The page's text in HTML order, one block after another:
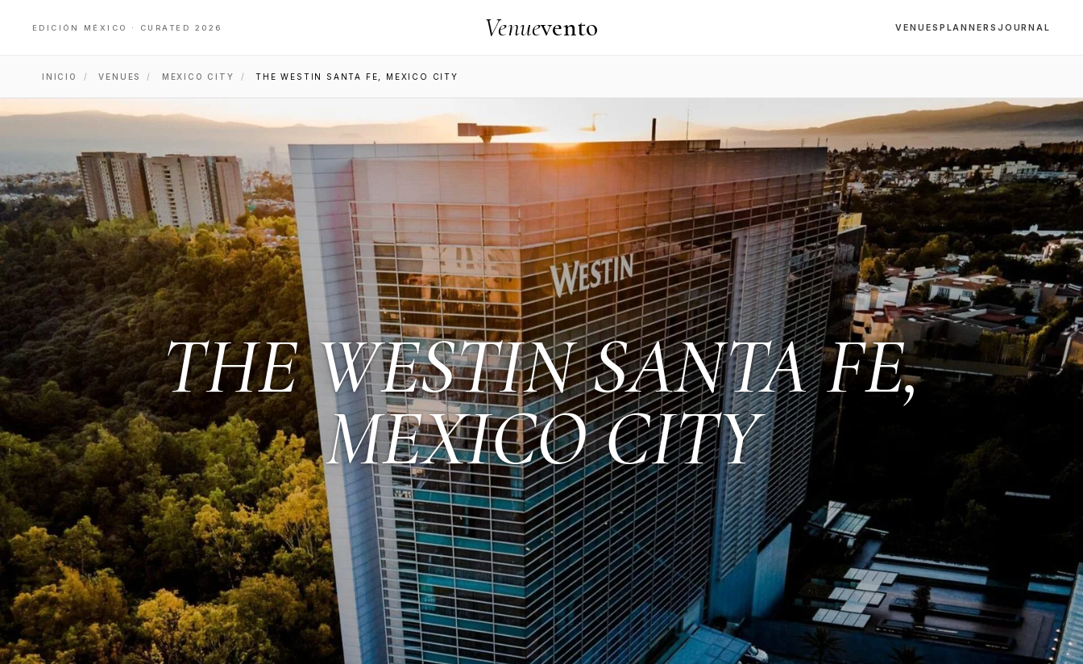
EDICIÓN MÉXICO · CURATED 2026 Venuevento VENUES PLANNERS JOURNAL
INICIO / VENUES / MEXICO CITY / THE WESTIN SANTA FE, MEXICO CITY
THE WESTIN SANTA FE,
MEXICO CITY